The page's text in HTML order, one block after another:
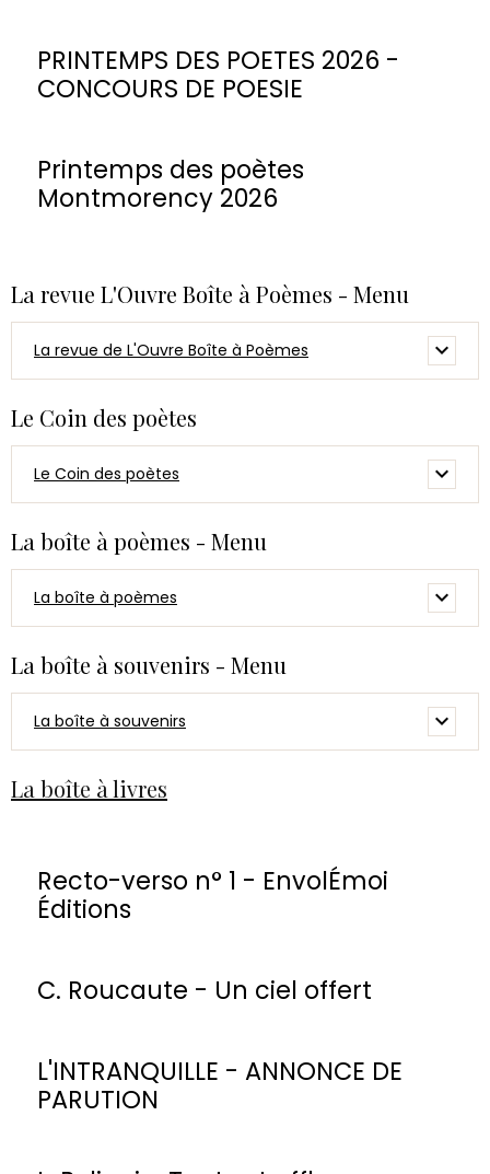
PRINTEMPS DES POETES 2026 -
CONCOURS DE POESIE
Printemps des poètes
Montmorency 2026
La revue L'Ouvre Boîte à Poèmes - Menu
La revue de L'Ouvre Boîte à Poèmes
Le Coin des poètes
Le Coin des poètes
La boîte à poèmes - Menu
La boîte à poèmes
La boîte à souvenirs - Menu
La boîte à souvenirs
La boîte à livres
Recto-verso n° 1 - EnvolÉmoi
Éditions
C. Roucaute - Un ciel offert
L'INTRANQUILLE - ANNONCE DE
PARUTION